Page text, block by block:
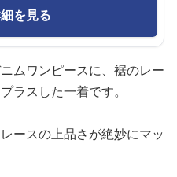
を見る
ムワンピースに、裾のレー
ラスした一着です。
ースの上品さが絶妙にマッ